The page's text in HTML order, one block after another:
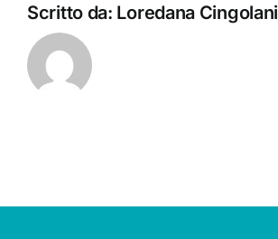
Scritto da: Loredana Cingolani